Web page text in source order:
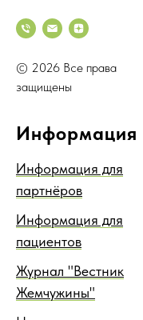
© 2026 Все права
защищены
Информация
Информация для
партнёров
Информация для
пациентов
Журнал "Вестник
Жемчужины"